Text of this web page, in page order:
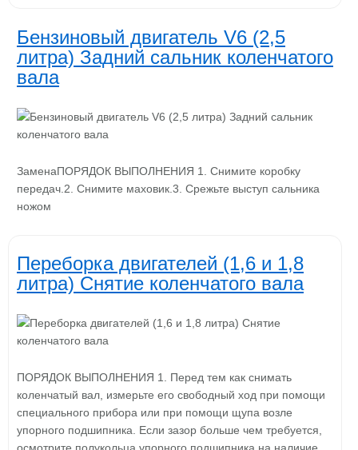
Бензиновый двигатель V6 (2,5
литра) Задний сальник коленчатого
вала
ЗаменаПОРЯДОК ВЫПОЛНЕНИЯ 1. Снимите коробку
передач.2. Снимите маховик.3. Срежьте выступ сальника
ножом
Переборка двигателей (1,6 и 1,8
литра) Снятие коленчатого вала
ПОРЯДОК ВЫПОЛНЕНИЯ 1. Перед тем как снимать
коленчатый вал, измерьте его свободный ход при помощи
специального прибора или при помощи щупа возле
упорного подшипника. Если зазор больше чем требуется,